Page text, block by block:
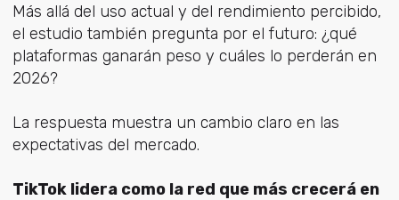
Más allá del uso actual y del rendimiento percibido,
el estudio también pregunta por el futuro: ¿qué
plataformas ganarán peso y cuáles lo perderán en
2026?
La respuesta muestra un cambio claro en las
expectativas del mercado.
TikTok lidera como la red que más crecerá en